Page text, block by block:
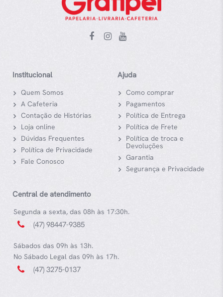
Institucional
Quem Somos
A Cafeteria
Contação de Histórias
Loja online
Dúvidas Frequentes
Política de Privacidade
Fale Conosco
Ajuda
Como comprar
Pagamentos
Política de Entrega
Política de Frete
Política de troca e
Devoluções
Garantia
Segurança e Privacidade
Central de atendimento
Segunda a sexta, das 08h às 17:30h.
(47) 98447-9385
Sábados das 09h às 13h.
No Sábado Legal das 09h às 17h.
(47) 3275-0137